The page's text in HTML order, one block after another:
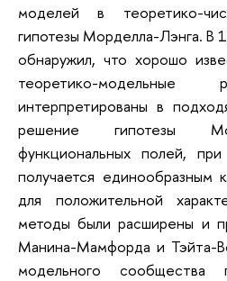
моделей в теоретико-
гипотезы Морделла-Лэнга. В
обнаружил, что хорошо
теоретико-модельные
интерпретированы в
решение гипотезы
функциональных полей,
получается единообразным
для положительной
методы были расширены и
Манина-Мамфорда и Тэйта-
модельного сообщества